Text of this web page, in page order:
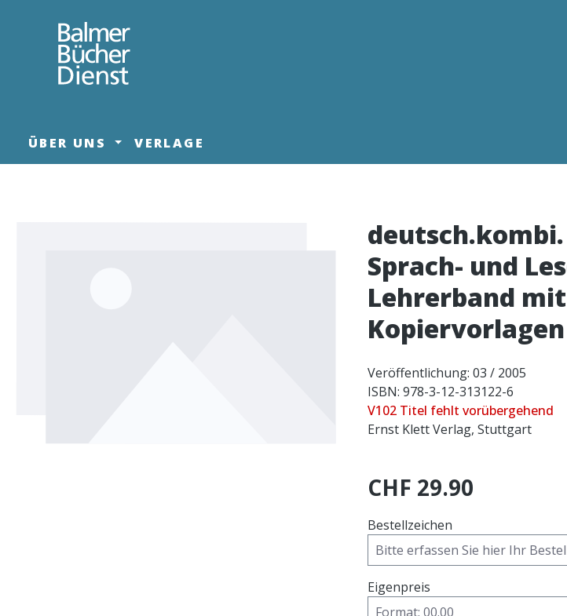
Zur Hauptnavigation springen
ÜBER UNS VERLAGE
deutsch.kombi.
Sprach- und
Lehrerband mit
Kopiervorlagen
Veröffentlichung: 03 / 2005
ISBN: 978-3-12-313122-6
V102 Titel fehlt vorübergehend
Ernst Klett Verlag, Stuttgart
CHF 29.90
Bestellzeichen
Eigenpreis